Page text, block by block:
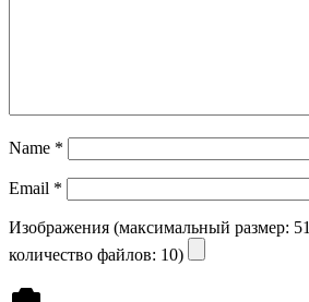
Name *
Email *
Изображения (максимальный размер:
количество файлов: 10)